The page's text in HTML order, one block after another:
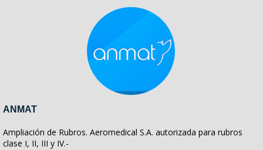
ANMAT
Ampliación de Rubros. Aeromedical S.A. autorizada para rubros
clase I, II, III y IV.-